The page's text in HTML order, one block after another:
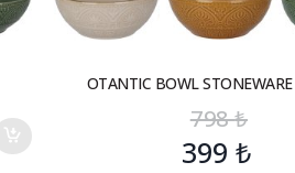
OTANTIC BOWL
798₺
399 ₺